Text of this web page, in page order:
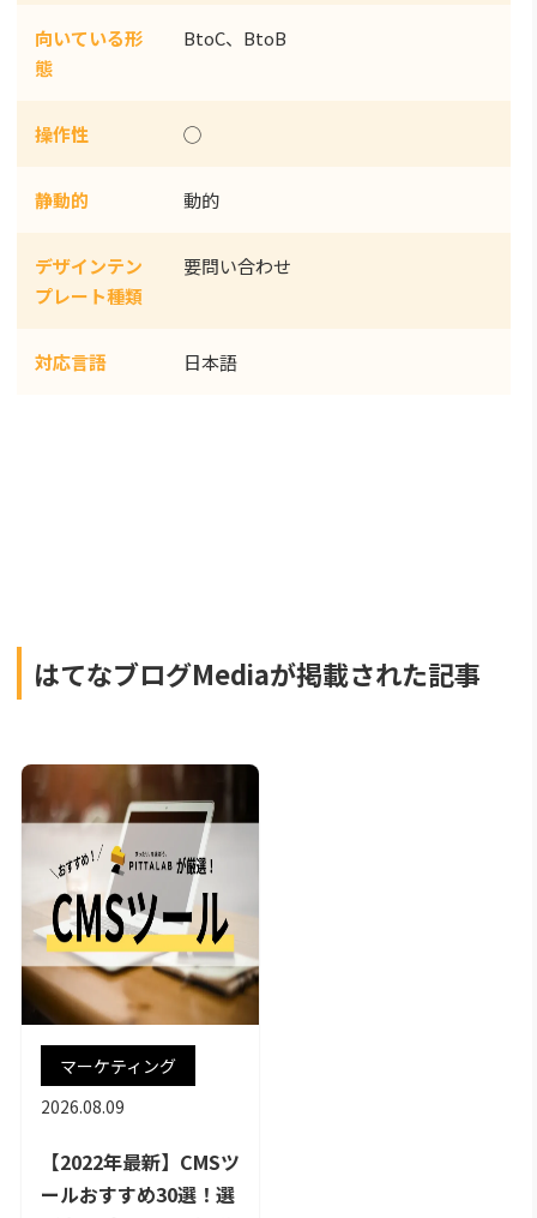
向いている形
態
BtoC、BtoB
操作性 ◯
静動的 動的
デザインテン
プレート種類
要問い合わせ
対応言語 日本語
はてなブログMediaが掲載された記事
マーケティング
2026.08.09
【2022年最新】CMSツ
ールおすすめ30選！選